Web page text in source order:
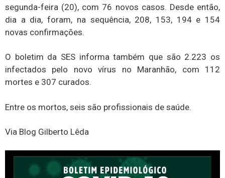
segunda-feira (20), com 76 novos casos. Desde então,
dia a dia, foram, na sequência, 208, 153, 194 e 154
novas confirmações.
O boletim da SES informa também que são 2.223 os
infectados pelo novo vírus no Maranhão, com 112
mortes e 307 curados.
Entre os mortos, seis são profissionais de saúde.
Via Blog Gilberto Lêda